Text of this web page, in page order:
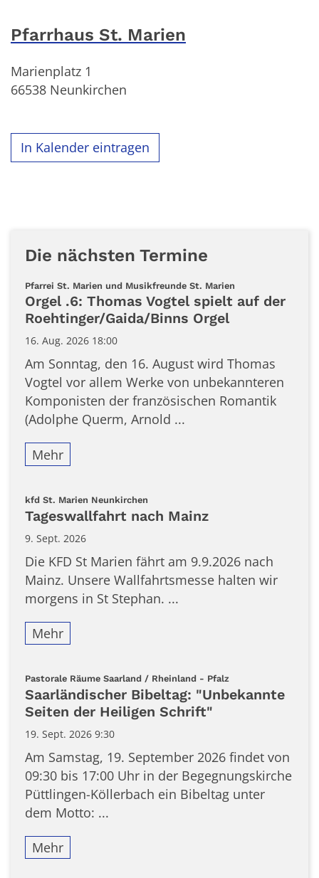
Pfarrhaus St. Marien
Marienplatz 1
66538 Neunkirchen
In Kalender eintragen
Die nächsten Termine
Pfarrei St. Marien und Musikfreunde St. Marien
Orgel .6: Thomas Vogtel spielt auf der
Roehtinger/Gaida/Binns Orgel
16. Aug. 2026 18:00
Am Sonntag, den 16. August wird Thomas
Vogtel vor allem Werke von unbekannteren
Komponisten der französischen Romantik
(Adolphe Querm, Arnold ...
Mehr
kfd St. Marien Neunkirchen
Tageswallfahrt nach Mainz
9. Sept. 2026
Die KFD St Marien fährt am 9.9.2026 nach
Mainz. Unsere Wallfahrtsmesse halten wir
morgens in St Stephan. ...
Mehr
Pastorale Räume Saarland / Rheinland - Pfalz
Saarländischer Bibeltag: "Unbekannte
Seiten der Heiligen Schrift"
19. Sept. 2026 9:30
Am Samstag, 19. September 2026 findet von
09:30 bis 17:00 Uhr in der Begegnungskirche
Püttlingen-Köllerbach ein Bibeltag unter
dem Motto: ...
Mehr